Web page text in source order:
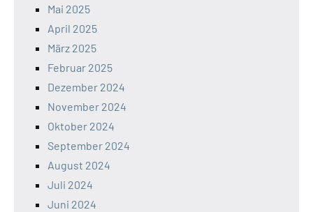
Mai 2025
April 2025
März 2025
Februar 2025
Dezember 2024
November 2024
Oktober 2024
September 2024
August 2024
Juli 2024
Juni 2024